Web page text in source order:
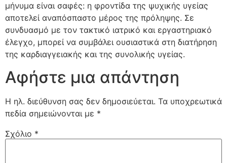
μήνυμα είναι σαφές: η φροντίδα της ψυχικής υγείας
αποτελεί αναπόσπαστο μέρος της πρόληψης. Σε
συνδυασμό με τον τακτικό ιατρικό και εργαστηριακό
έλεγχο, μπορεί να συμβάλει ουσιαστικά στη διατήρηση
της καρδιαγγειακής και της συνολικής υγείας.
Αφήστε μια απάντηση
Η ηλ. διεύθυνση σας δεν δημοσιεύεται. Τα υποχρεωτικά
πεδία σημειώνονται με *
Σχόλιο *